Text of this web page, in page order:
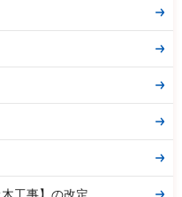
工事】の改定